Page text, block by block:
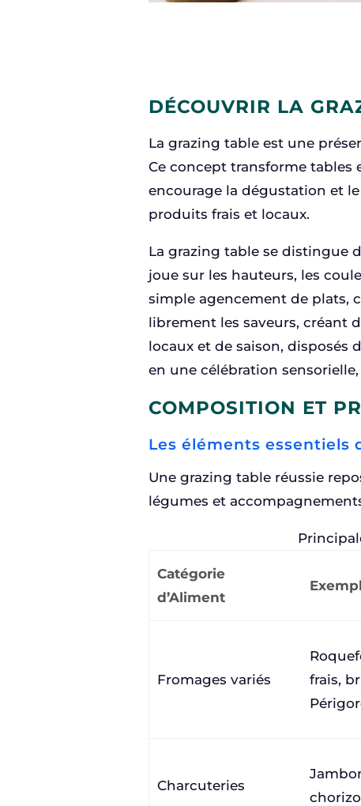
DÉCOUVRIR LA
La grazing table est une
Ce concept transforme tables
encourage la dégustation et
produits frais et locaux.
La grazing table se distingue
joue sur les hauteurs, les
simple agencement de plats,
librement les saveurs, créant
locaux et de saison,
en une célébration
COMPOSITION ET
Les éléments essentiels
Une grazing table réussie
légumes et
Catégorie
d’Aliment
Fromages variés
frais,
Charcuteries